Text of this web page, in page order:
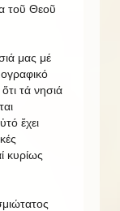
τοῦ Θεοῦ
μας μέ
τά νησιά
ἔχει
κυρίως